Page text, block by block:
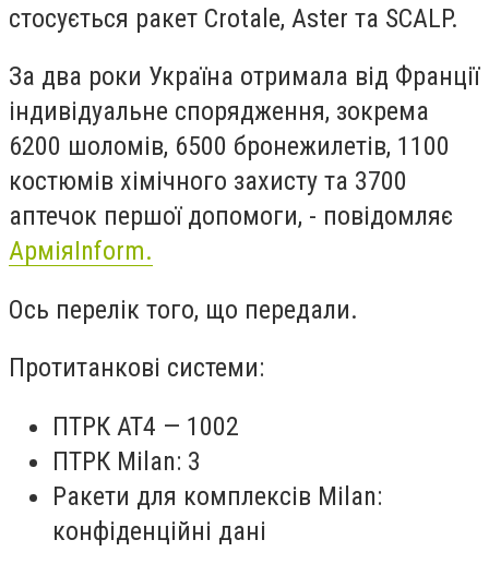
стосується ракет Crotale, Aster та SCALP.
За два роки Україна отримала від Франції
індивідуальне спорядження, зокрема
6200 шоломів, 6500 бронежилетів, 1100
костюмів хімічного захисту та 3700
аптечок першої допомоги, - повідомляє
АрміяInform.
Ось перелік того, що передали.
Протитанкові системи:
ПТРК AT4 — 1002
ПТРК Milan: 3
Ракети для комплексів Milan:
конфіденційні дані